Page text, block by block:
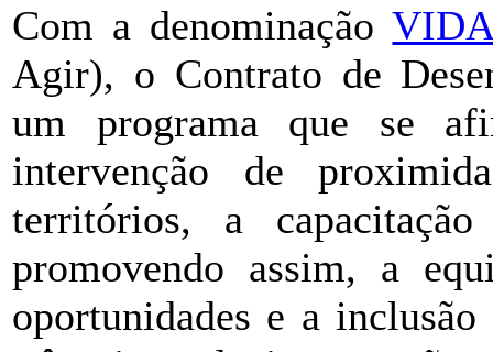
Com a denominaçãoVIDA
Agir), o Contrato de
um programa que se
intervenção de
territórios, a
promovendo assim, a
oportunidades e a